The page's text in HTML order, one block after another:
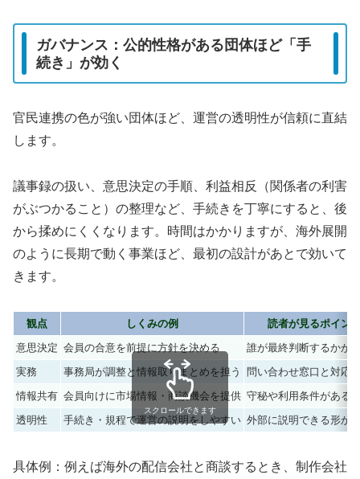
ガバナンス：公的性格がある団体ほど「手
続き」が効く
官民連携の色が強い団体ほど、運営の透明性が信頼に直結
します。
議事録の扱い、意思決定の手順、利益相反（関係者の利害
がぶつかること）の整理など、手続きを丁寧にすると、後
から揉めにくくなります。時間はかかりますが、海外展開
のように長期で動く事業ほど、最初の設計があとで効いて
きます。
観点 しくみの例
読者が見るポイン
意思決定 会員の合意を前提に方針を決める
誰が最終判断するかが
実務
事務局が調整と情報取りまとめを担う
問い合わせ窓口と対応
情報共有 会員向けに市場情報・商談機会を提供 守秘や利用条件がある
透明性
手続き・規程で運営の説明をしやすい 外部に説明できる形か
スクロールできます
具体例：例えば海外の配信会社と商談するとき、制作会社